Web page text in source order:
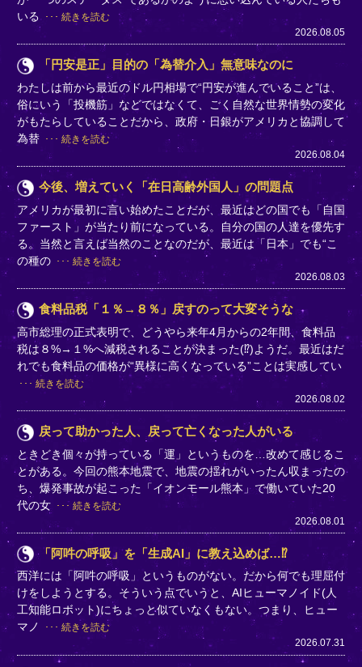
いる
続きを読む
2026.08.05
「円安是正」目的の「為替介入」無意味なのに
わたしは前から最近のドル円相場で“円安が進んでいること”は、
俗にいう「投機筋」などではなくて、ごく自然な世界情勢の変化
がもたらしていることだから、政府・日銀がアメリカと協調して
為替
続きを読む
2026.08.04
今後、増えていく「在日高齢外国人」の問題点
アメリカが最初に言い始めたことだが、最近はどの国でも「自国
ファースト」が当たり前になっている。自分の国の人達を優先す
る。当然と言えば当然のことなのだが、最近は「日本」でも“こ
の種の
続きを読む
2026.08.03
食料品税「１％→８％」戻すのって大変そうな
高市総理の正式表明で、どうやら来年4月からの2年間、食料品
税は８%→１%へ減税されることが決まった(⁉)ようだ。最近はだ
れでも食料品の価格が“異様に高くなっている”ことは実感してい
続きを読む
2026.08.02
戻って助かった人、戻って亡くなった人がいる
ときどき個々が持っている「運」というものを…改めて感じるこ
とがある。今回の熊本地震で、地震の揺れがいったん収まったの
ち、爆発事故が起こった「イオンモール熊本」で働いていた20
代の女
続きを読む
2026.08.01
「阿吽の呼吸」を「生成AI」に教え込めば…⁉
西洋には「阿吽の呼吸」というものがない。だから何でも理屈付
けをしようとする。そういう点でいうと、AIヒューマノイド(人
工知能ロボット)にちょっと似ていなくもない。つまり、ヒュー
マノ
続きを読む
2026.07.31